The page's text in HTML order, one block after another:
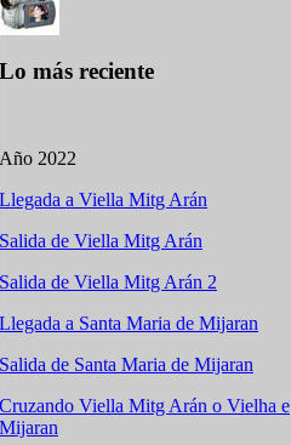
Lo más reciente
Año 2022
Llegada a Viella Mitg Arán
Salida de Viella Mitg Arán
Salida de Viella Mitg Arán 2
Llegada a Santa Maria de Mijaran
Salida de Santa Maria de Mijaran
Cruzando Viella Mitg Arán o Vielha e
Mijaran